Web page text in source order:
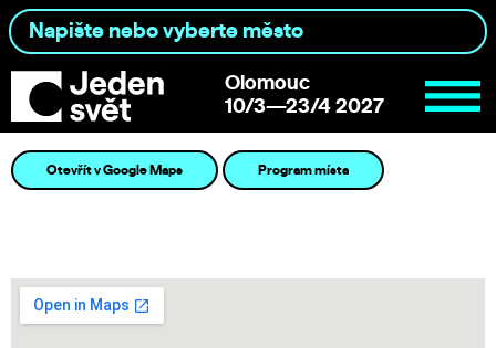
Olomouc
10/3—23/4 2027
Otevřít v Google Maps Program místa